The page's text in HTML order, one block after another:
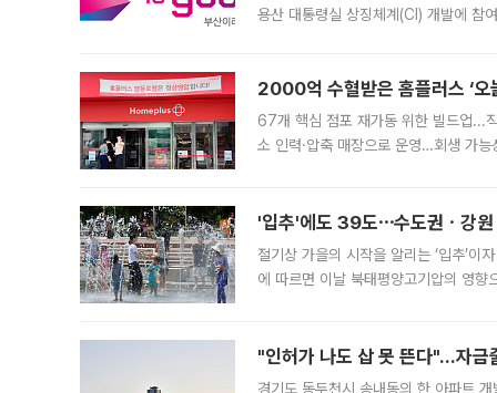
용산 대통령실 상징체계(CI) 개발에 참
2000억 수혈받은 홈플러스 ‘오
67개 핵심 점포 재가동 위한 빌드업...
소 인력·압축 매장으로 운영…회생 가
'입추'에도 39도⋯수도권ㆍ강
절기상 가을의 시작을 알리는 ‘입추’
에 따르면 이날 북태평양고기압의 영
"인허가 나도 삽 못 뜬다"…자
경기도 동두천시 송내동의 한 아파트